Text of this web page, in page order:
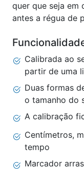
quer que seja em
antes a régua de
Calibrada ao
partir de uma
Duas formas
o tamanho do
A calibração
Centímetros,
tempo
Marcador